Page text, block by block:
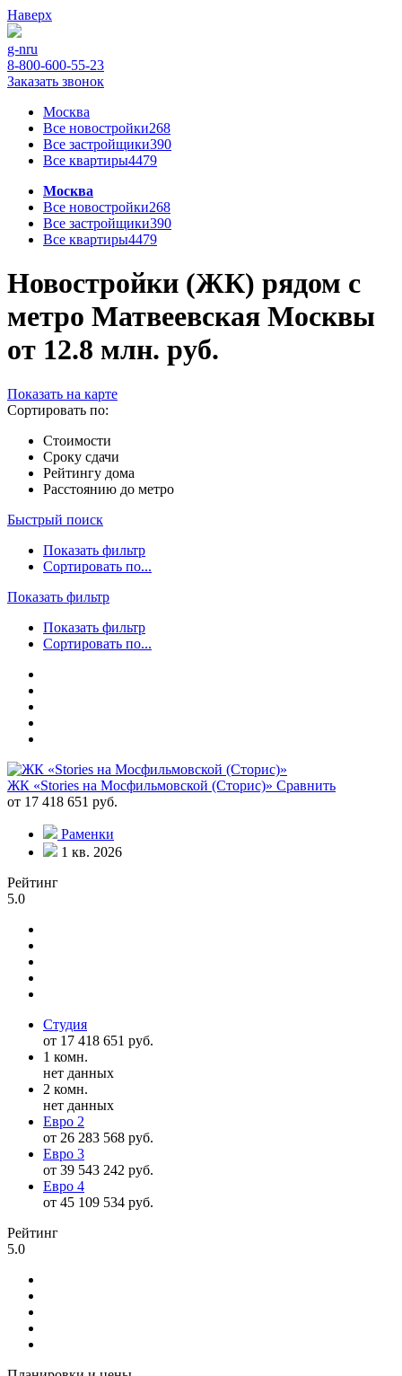
Наверх
g-nru
8-800-600-55-23
Заказать звонок
Москва
Все новостройки268
Все застройщики390
Все квартиры4479
Москва
Все новостройки268
Все застройщики390
Все квартиры4479
Новостройки (ЖК) рядом с
метро Матвеевская Москвы
от 12.8 млн. руб.
Показать на карте
Сортировать по:
Стоимости
Сроку сдачи
Рейтингу дома
Расстоянию до метро
Быстрый поиск
Показать фильтр
Сортировать по...
Показать фильтр
Показать фильтр
Сортировать по...
ЖК «Stories на Мосфильмовской (Сторис)» Сравнить
от 17 418 651 руб.
Раменки
1 кв. 2026
Рейтинг
5.0
Студия
от 17 418 651 руб.
1 комн.
нет данных
2 комн.
нет данных
Евро 2
от 26 283 568 руб.
Евро 3
от 39 543 242 руб.
Евро 4
от 45 109 534 руб.
Рейтинг
5.0